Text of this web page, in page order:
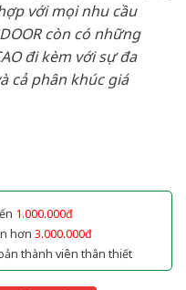
với mọi nhu cầu
còn có những
đi kèm với sự đa
cả phân khúc giá
1.000.000đ
hơn 3.000.000đ
thành viên thân thiết